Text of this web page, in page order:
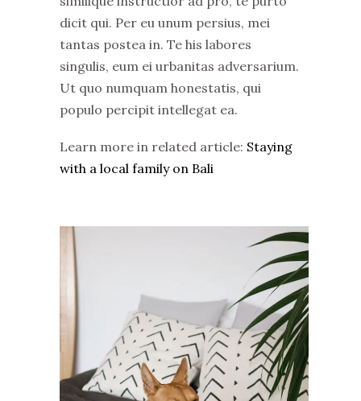
dicit qui. Per eu unum persius, mei
tantas postea in. Te his labores
singulis, eum ei urbanitas adversarium.
Ut quo numquam honestatis, qui
populo percipit intellegat ea.
Learn more in related article: Staying
with a local family on Bali